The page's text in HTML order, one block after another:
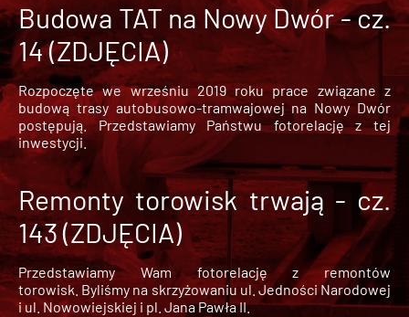
Budowa TAT na Nowy Dwór - cz.
14 (ZDJĘCIA)
Rozpoczęte we wrześniu 2019 roku prace związane z
budową trasy autobusowo-tramwajowej na Nowy Dwór
postępują. Przedstawiamy Państwu fotorelację z tej
inwestycji.
Remonty torowisk trwają - cz.
143 (ZDJĘCIA)
Przedstawiamy Wam fotorelację z remontów
torowisk. Byliśmy na skrzyżowaniu ul. Jedności Narodowej
i ul. Nowowiejskiej i pl. Jana Pawła II.